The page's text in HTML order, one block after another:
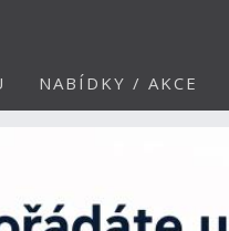
NABÍDKY / AKCE